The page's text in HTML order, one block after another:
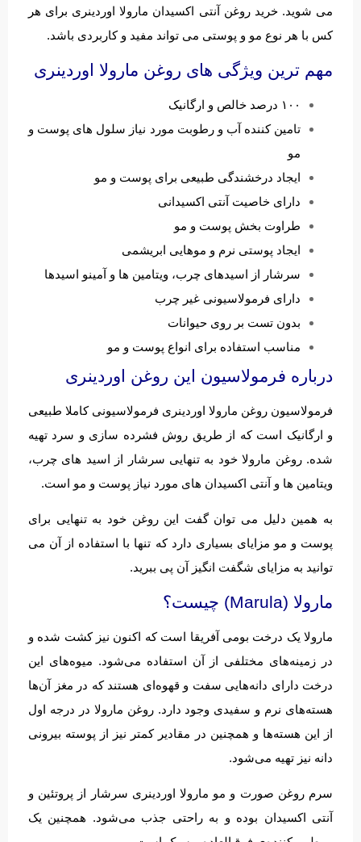
می شوید. خرید روغن آنتی اکسیدان مارولا اوردینری برای هر
کس با هر نوع مو و پوستی می تواند مفید و کاربردی باشد.
مهم ترین ویژگی های روغن مارولا اوردینری
۱۰۰ درصد خالص و ارگانیک
تامین کننده آب و رطوبت مورد نیاز سلول های پوست و
مو
ایجاد درخشندگی طبیعی برای پوست و مو
دارای خاصیت آنتی اکسیدانی
طراوت بخش پوست و مو
ایجاد پوستی نرم و موهایی ابریشمی
سرشار از اسیدهای چرب، ویتامین ها و آمینو اسیدها
دارای فرمولاسیونی غیر چرب
بدون تست بر روی حیوانات
مناسب استفاده برای انواع پوست و مو
درباره فرمولاسیون این روغن اوردینری
فرمولاسیون روغن مارولا اوردینری فرمولاسیونی کاملا طبیعی
و ارگانیک است که از طریق روش فشرده سازی و سرد تهیه
شده. روغن مارولا خود به تنهایی سرشار از اسید های چرب،
ویتامین ها و آنتی اکسیدان های مورد نیاز پوست و مو است.
به همین دلیل می توان گفت این روغن خود به تنهایی برای
پوست و مو مزایای بسیاری دارد که تنها با استفاده از آن می
توانید به مزایای شگفت انگیز آن پی ببرید.
مارولا (Marula) چیست؟
مارولا یک درخت بومی آفریقا است که اکنون نیز کشت شده و
در زمینه‌های مختلفی از آن استفاده می‌شود. میوه‌های این
درخت دارای دانه‌هایی سفت و قهوه‌ای هستند که در مغز آن‌ها
هسته‌های نرم و سفیدی وجود دارد. روغن مارولا در درجه اول
از این هسته‌ها و همچنین در مقادیر کمتر نیز از پوسته بیرونی
دانه نیز تهیه می‌شود.
سرم روغن صورت و مو مارولا اوردینری سرشار از پروتئین و
آنتی اکسیدان بوده و به راحتی جذب می‌شود. همچنین یک